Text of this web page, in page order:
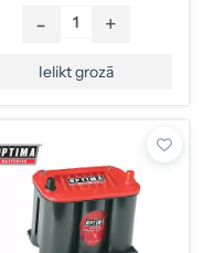
- +
Ielikt grozā